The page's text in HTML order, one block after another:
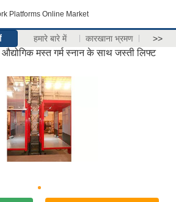
Platforms Online Market
हमारे बारे में कारखाना भ्रमण >>
मस्त गर्म स्नान के साथ जस्ती लिफ्ट